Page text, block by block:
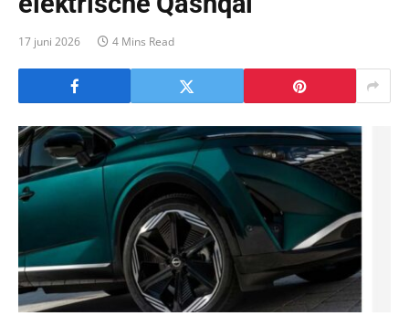
17 juni 2026 4 Mins Read